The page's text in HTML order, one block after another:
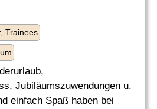
Trainees
Jubiläumszuwendungen u.
einfach Spaß haben bei